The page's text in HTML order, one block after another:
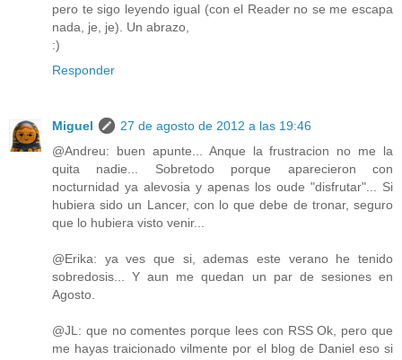
pero te sigo leyendo igual (con el Reader no se me escapa
nada, je, je). Un abrazo,
:)
Responder
Miguel
27 de agosto de 2012 a las 19:46
@Andreu: buen apunte... Anque la frustracion no me la
quita nadie... Sobretodo porque aparecieron con
nocturnidad ya alevosia y apenas los oude "disfrutar"... Si
hubiera sido un Lancer, con lo que debe de tronar, seguro
que lo hubiera visto venir...
@Erika: ya ves que si, ademas este verano he tenido
sobredosis... Y aun me quedan un par de sesiones en
Agosto.
@JL: que no comentes porque lees con RSS Ok, pero que
me hayas traicionado vilmente por el blog de Daniel eso si